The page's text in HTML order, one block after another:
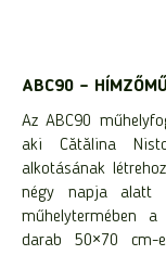
ABC90 –
Az ABC90
aki Cătălina
alkotásának
négy napja alatt
műhelytermében
darab 50×70 cm-